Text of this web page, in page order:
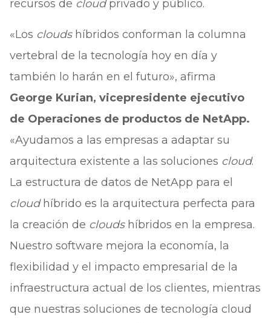
recursos de cloudprivado y público.
«Los cloudshíbridos conforman la columna
vertebral de la tecnología hoy en día y
también lo harán en el futuro», afirma
George Kurian, vicepresidente ejecutivo
de Operaciones de productos de NetApp.
«Ayudamos a las empresas a adaptar su
arquitectura existente a las soluciones cloud.
La estructura de datos de NetApp para el
cloudhíbrido es la arquitectura perfecta para
la creación de cloudshíbridos en la empresa.
Nuestro software mejora la economía, la
flexibilidad y el impacto empresarial de la
infraestructura actual de los clientes, mientras
que nuestras soluciones de tecnología cloud